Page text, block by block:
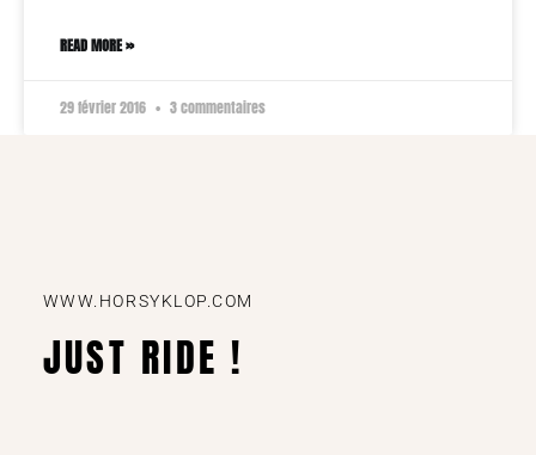
READ MORE »
29 février 2016 3 commentaires
WWW.HORSYKLOP.COM
JUST RIDE !